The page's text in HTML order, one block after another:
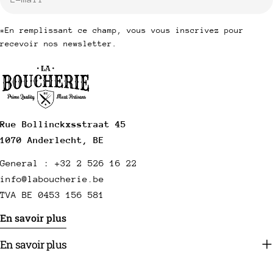
Rue Bollinckxsstraat 45
1070 Anderlecht, BE
General : +32 2 526 16 22
info@laboucherie.be
TVA BE 0453 156 581
En savoir plus
En savoir plus
*En remplissant ce champ, vous vous inscrivez pour
recevoir nos newsletter.